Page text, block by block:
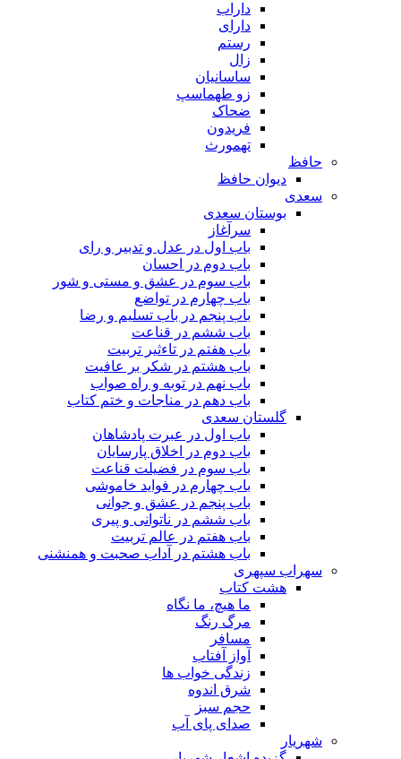
داراب
دارای
رستم
زال
ساسانیان
زو طهماسپ‏
ضحاک
فریدون
تهمورث
حافظ
دیوان حافظ
سعدی
بوستان سعدی
سرآغاز
باب اول در عدل و تدبیر و رای
باب دوم در احسان
باب سوم در عشق و مستی و شور
باب چهارم در تواضع
باب پنجم در باب تسلیم و رضا
باب ششم در قناعت
باب هفتم در تاءثیر تربیت
باب هشتم در شکر بر عافیت
باب نهم در توبه و راه صواب
باب دهم در مناجات و ختم کتاب
گلستان سعدی
باب اول در عبرت پادشاهان
باب دوم در اخلاق پارسایان
باب سوم در فضیلت قناعت
باب چهارم در فواید خاموشى
باب پنجم در عشق و جوانى
باب ششم در ناتوانى و پیرى
باب هفتم در عالم تربیت
باب هشتم در آداب صحبت و همنشنى
سهراب سپهری
هشت کتاب
ما هیچ، ما نگاه
مرگ رنگ
مسافر
آواز آفتاب
زندگی خواب ها
شرق اندوه
حجم سبز
صدای پای آب
شهریار